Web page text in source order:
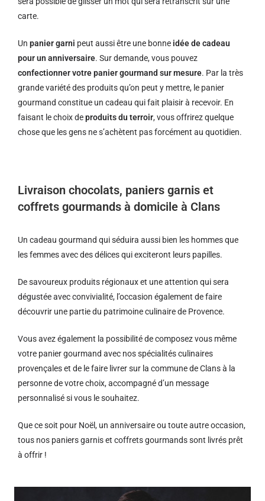
carte.
Un panier garni peut aussi être une bonne idée de cadeau
pour un anniversaire. Sur demande, vous pouvez
confectionner votre panier gourmand sur mesure. Par la très
grande variété des produits qu’on peut y mettre, le panier
gourmand constitue un cadeau qui fait plaisir à recevoir. En
faisant le choix deproduits du terroir, vous offrirez quelque
chose que les gens ne s’achètent pas forcément au quotidien.
Livraison chocolats, paniers garnis et
coffrets gourmands à domicile à Clans
Un cadeau gourmand qui séduira aussi bien les hommes que
les femmes avec des délices qui exciteront leurs papilles.
De savoureux produits régionaux et une attention qui sera
dégustée avec convivialité, l’occasion également de faire
découvrir une partie du patrimoine culinaire de Provence.
Vous avez également la possibilité de composez vous même
votre panier gourmand avec nos spécialités culinaires
provençales et de le faire livrer sur la commune de Clans à la
personne de votre choix, accompagné d’un message
personnalisé si vous le souhaitez.
Que ce soit pour Noël, un anniversaire ou toute autre occasion,
tous nos paniers garnis et coffrets gourmands sont livrés prêt
à offrir !